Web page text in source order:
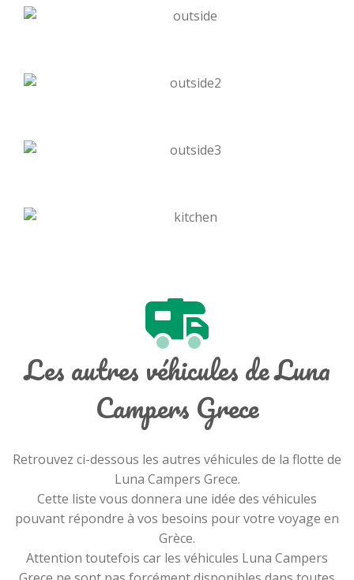
Les autres véhicules de Luna
Campers Grece
Retrouvez ci-dessous les autres véhicules de la flotte de
Luna Campers Grece.
Cette liste vous donnera une idée des véhicules
pouvant répondre à vos besoins pour votre voyage en
Grèce.
Attention toutefois car les véhicules Luna Campers